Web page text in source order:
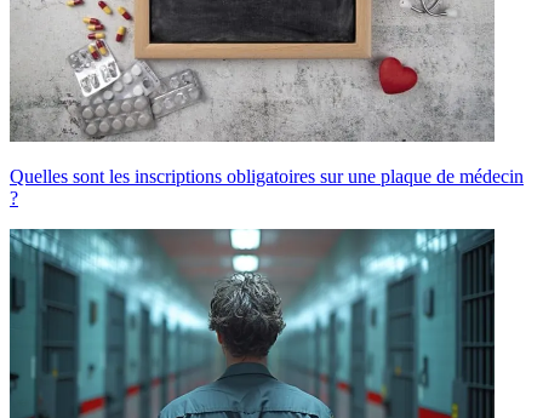
Quelles sont les inscriptions obligatoires sur une plaque de médecin
?